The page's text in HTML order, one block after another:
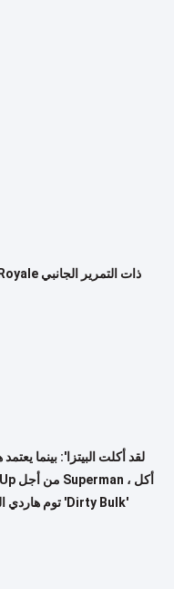
توم هاردي الكثير من البيتزا من أجل 'Dirty Bulk'